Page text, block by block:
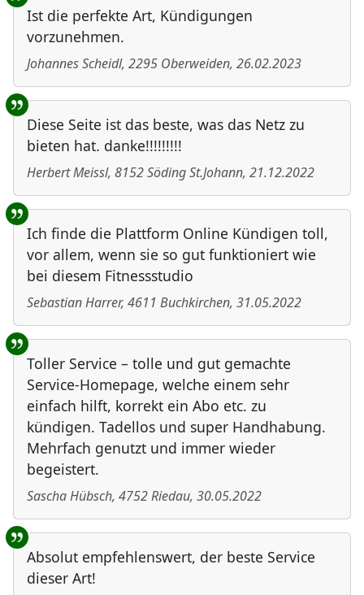
Ist die perfekte Art, Kündigungen
vorzunehmen.
Johannes Scheidl, 2295 Oberweiden, 26.02.2023
Diese Seite ist das beste, was das Netz zu
bieten hat. danke!!!!!!!!!
Herbert Meissl, 8152Söding St.Johann, 21.12.2022
Ich finde die Plattform Online Kündigen toll,
vor allem, wenn sie so gut funktioniert wie
bei diesem Fitnessstudio
Sebastian Harrer, 4611 Buchkirchen, 31.05.2022
Toller Service – tolle und gut gemachte
Service-Homepage, welche einem sehr
einfach hilft, korrekt ein Abo etc. zu
kündigen. Tadellos und super Handhabung.
Mehrfach genutzt und immer wieder
begeistert.
Sascha Hübsch, 4752Riedau, 30.05.2022
Absolut empfehlenswert, der beste Service
dieser Art!